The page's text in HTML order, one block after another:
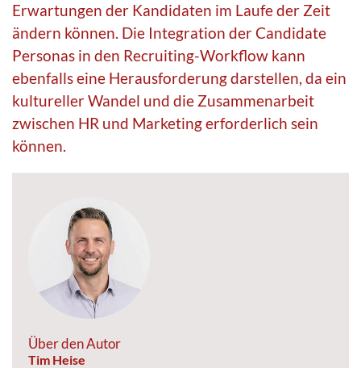
Erwartungen der Kandidaten im Laufe der Zeit
ändern können. Die Integration der Candidate
Personas in den Recruiting-Workflow kann
ebenfalls eine Herausforderung darstellen, da ein
kultureller Wandel und die Zusammenarbeit
zwischen HR und Marketing erforderlich sein
können.
Über den Autor
Tim Heise